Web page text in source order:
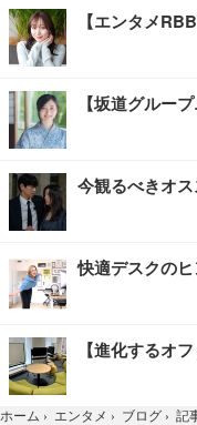
【エンタメ
【坂道グルー
今観るべきオス
快適デスクの
【進化するオフ
ホーム › エンタメ › ブログ › 記